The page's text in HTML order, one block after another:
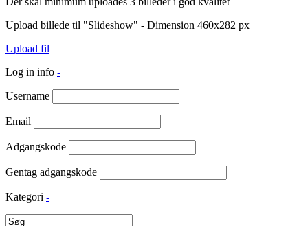
Upload billede til "Slideshow" - Dimension 460x282 px
Upload fil
Log in info -
Username
Email
Adgangskode
Gentag adgangskode
Kategori -